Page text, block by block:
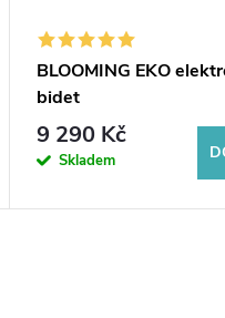
BLOOMING EKO
bidet
9 290 Kč
Skladem